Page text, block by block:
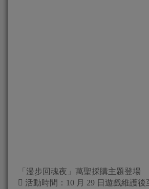
「漫步回魂夜」萬聖採購主題登場
 活動時間：10 月 29 日遊戲維護後